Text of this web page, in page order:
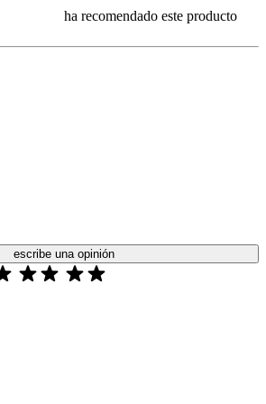
ha recomendado este producto
escribe una opinión